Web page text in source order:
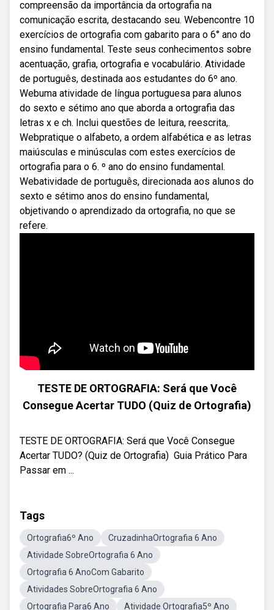
compreensão da importância da ortografia na
comunicação escrita, destacando seu. Webencontre 10
exercícios de ortografia com gabarito para o 6° ano do
ensino fundamental. Teste seus conhecimentos sobre
acentuação, grafia, ortografia e vocabulário. Atividade
de português, destinada aos estudantes do 6º ano.
Webuma atividade de língua portuguesa para alunos
do sexto e sétimo ano que aborda a ortografia das
letras x e ch. Inclui questões de leitura, reescrita,.
Webpratique o alfabeto, a ordem alfabética e as letras
maiúsculas e minúsculas com estes exercícios de
ortografia para o 6. º ano do ensino fundamental.
Webatividade de português, direcionada aos alunos do
sexto e sétimo anos do ensino fundamental,
objetivando o aprendizado da ortografia, no que se
refere.
TESTE DE ORTOGRAFIA: Será que Você
Consegue Acertar TUDO (Quiz de Ortografia)
TESTE DE ORTOGRAFIA: Será que Você Consegue
Acertar TUDO? (Quiz de Ortografia) ‍ Guia Prático Para
Passar em ...
Tags
Ortografia6º Ano
CruzadinhaOrtografia 6 Ano
Atividade SobreOrtografia 6 Ano
Ortografia 6 AnoCom Gabarito
Atividades SobreOrtografia 6 Ano
Ortografia Para6 Ano
Atividade Ortografia5º Ano